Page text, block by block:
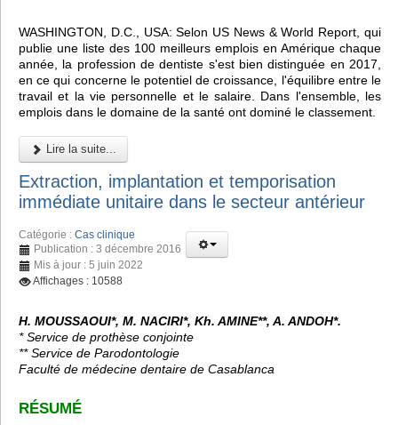
WASHINGTON, D.C., USA: Selon US News & World Report, qui
publie une liste des 100 meilleurs emplois en Amérique chaque
année, la profession de dentiste s'est bien distinguée en 2017,
en ce qui concerne le potentiel de croissance, l'équilibre entre le
travail et la vie personnelle et le salaire. Dans l'ensemble, les
emplois dans le domaine de la santé ont dominé le classement.
Lire la suite...
Extraction, implantation et temporisation
immédiate unitaire dans le secteur antérieur
Catégorie : Cas clinique
Publication : 3 décembre 2016
Mis à jour : 5 juin 2022
Affichages : 10588
H. MOUSSAOUI*, M. NACIRI*, Kh. AMINE**, A. ANDOH*.
* Service de prothèse conjointe
** Service de Parodontologie
Faculté de médecine dentaire de Casablanca
RÉSUMÉ